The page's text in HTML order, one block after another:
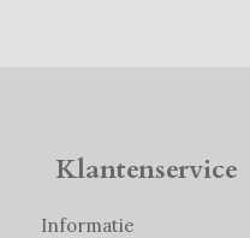
Klantenservice
Informatie